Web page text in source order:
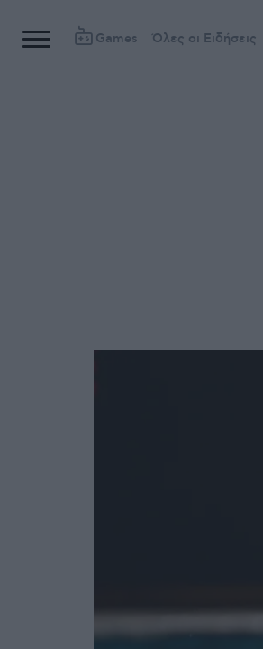
Games Όλες οι Ειδήσεις